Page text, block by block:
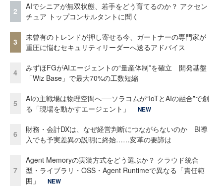
2
AIでシニアが無双状態、若手をどう育てるのか？ アクセン
チュア トップコンサルタントに聞く
3
未曾有のトレンドが押し寄せる今、ガートナーの専門家が
重圧に悩むセキュリティリーダーへ送るアドバイス
4
みずほFGがAIエージェントの“量産体制”を確立 開発基盤
「Wiz Base」で最大70%の工数短縮
5
AIの主戦場は物理空間へ──ソラコムが“IoTとAIの融合”で創
る「現場を動かすエージェント」
NEW
6
財務・会計DXは、なぜ経営判断につながらないのか BI導
入でも予実差異の説明に終始……変革の要諦は
7
Agent Memoryの実装方式をどう選ぶか？ クラウド統合
型・ライブラリ・OSS・Agent Runtimeで異なる「責任範
囲」
NEW